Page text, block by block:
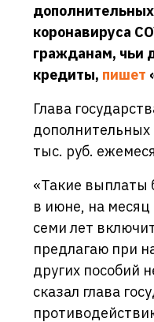
коронавируса
гражданам, чьи
кредиты, пишет
Глава
тыс. руб.
«Такие выплаты
в июне, на
семи лет
предлагаю при
других пособий
сказал глава